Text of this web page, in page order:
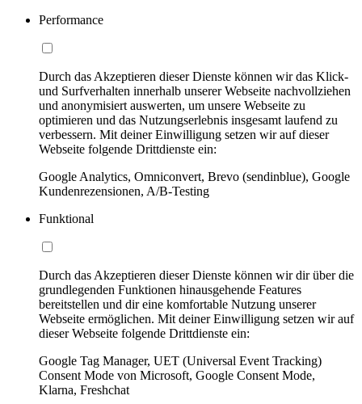
Performance
Durch das Akzeptieren dieser Dienste können wir das Klick-
und Surfverhalten innerhalb unserer Webseite nachvollziehen
und anonymisiert auswerten, um unsere Webseite zu
optimieren und das Nutzungserlebnis insgesamt laufend zu
verbessern. Mit deiner Einwilligung setzen wir auf dieser
Webseite folgende Drittdienste ein:
Google Analytics, Omniconvert, Brevo (sendinblue), Google
Kundenrezensionen, A/B-Testing
Funktional
Durch das Akzeptieren dieser Dienste können wir dir über die
grundlegenden Funktionen hinausgehende Features
bereitstellen und dir eine komfortable Nutzung unserer
Webseite ermöglichen. Mit deiner Einwilligung setzen wir auf
dieser Webseite folgende Drittdienste ein:
Google Tag Manager, UET (Universal Event Tracking)
Consent Mode von Microsoft, Google Consent Mode,
Klarna, Freshchat